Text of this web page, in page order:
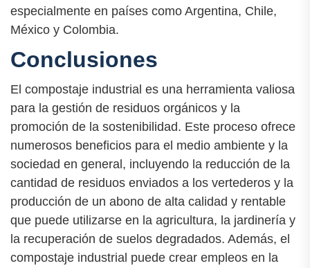
especialmente en países como Argentina, Chile,
México y Colombia.
Conclusiones
El compostaje industrial es una herramienta valiosa
para la gestión de residuos orgánicos y la
promoción de la sostenibilidad. Este proceso ofrece
numerosos beneficios para el medio ambiente y la
sociedad en general, incluyendo la reducción de la
cantidad de residuos enviados a los vertederos y la
producción de un abono de alta calidad y rentable
que puede utilizarse en la agricultura, la jardinería y
la recuperación de suelos degradados. Además, el
compostaje industrial puede crear empleos en la